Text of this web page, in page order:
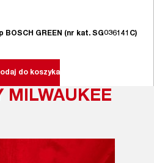
GREEN (nr kat. SG036141C)
do koszyka
MILWAUKEE